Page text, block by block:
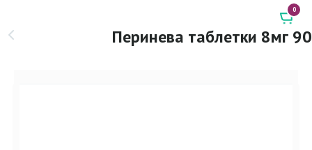
Перинева таблетки 8мг 90
0